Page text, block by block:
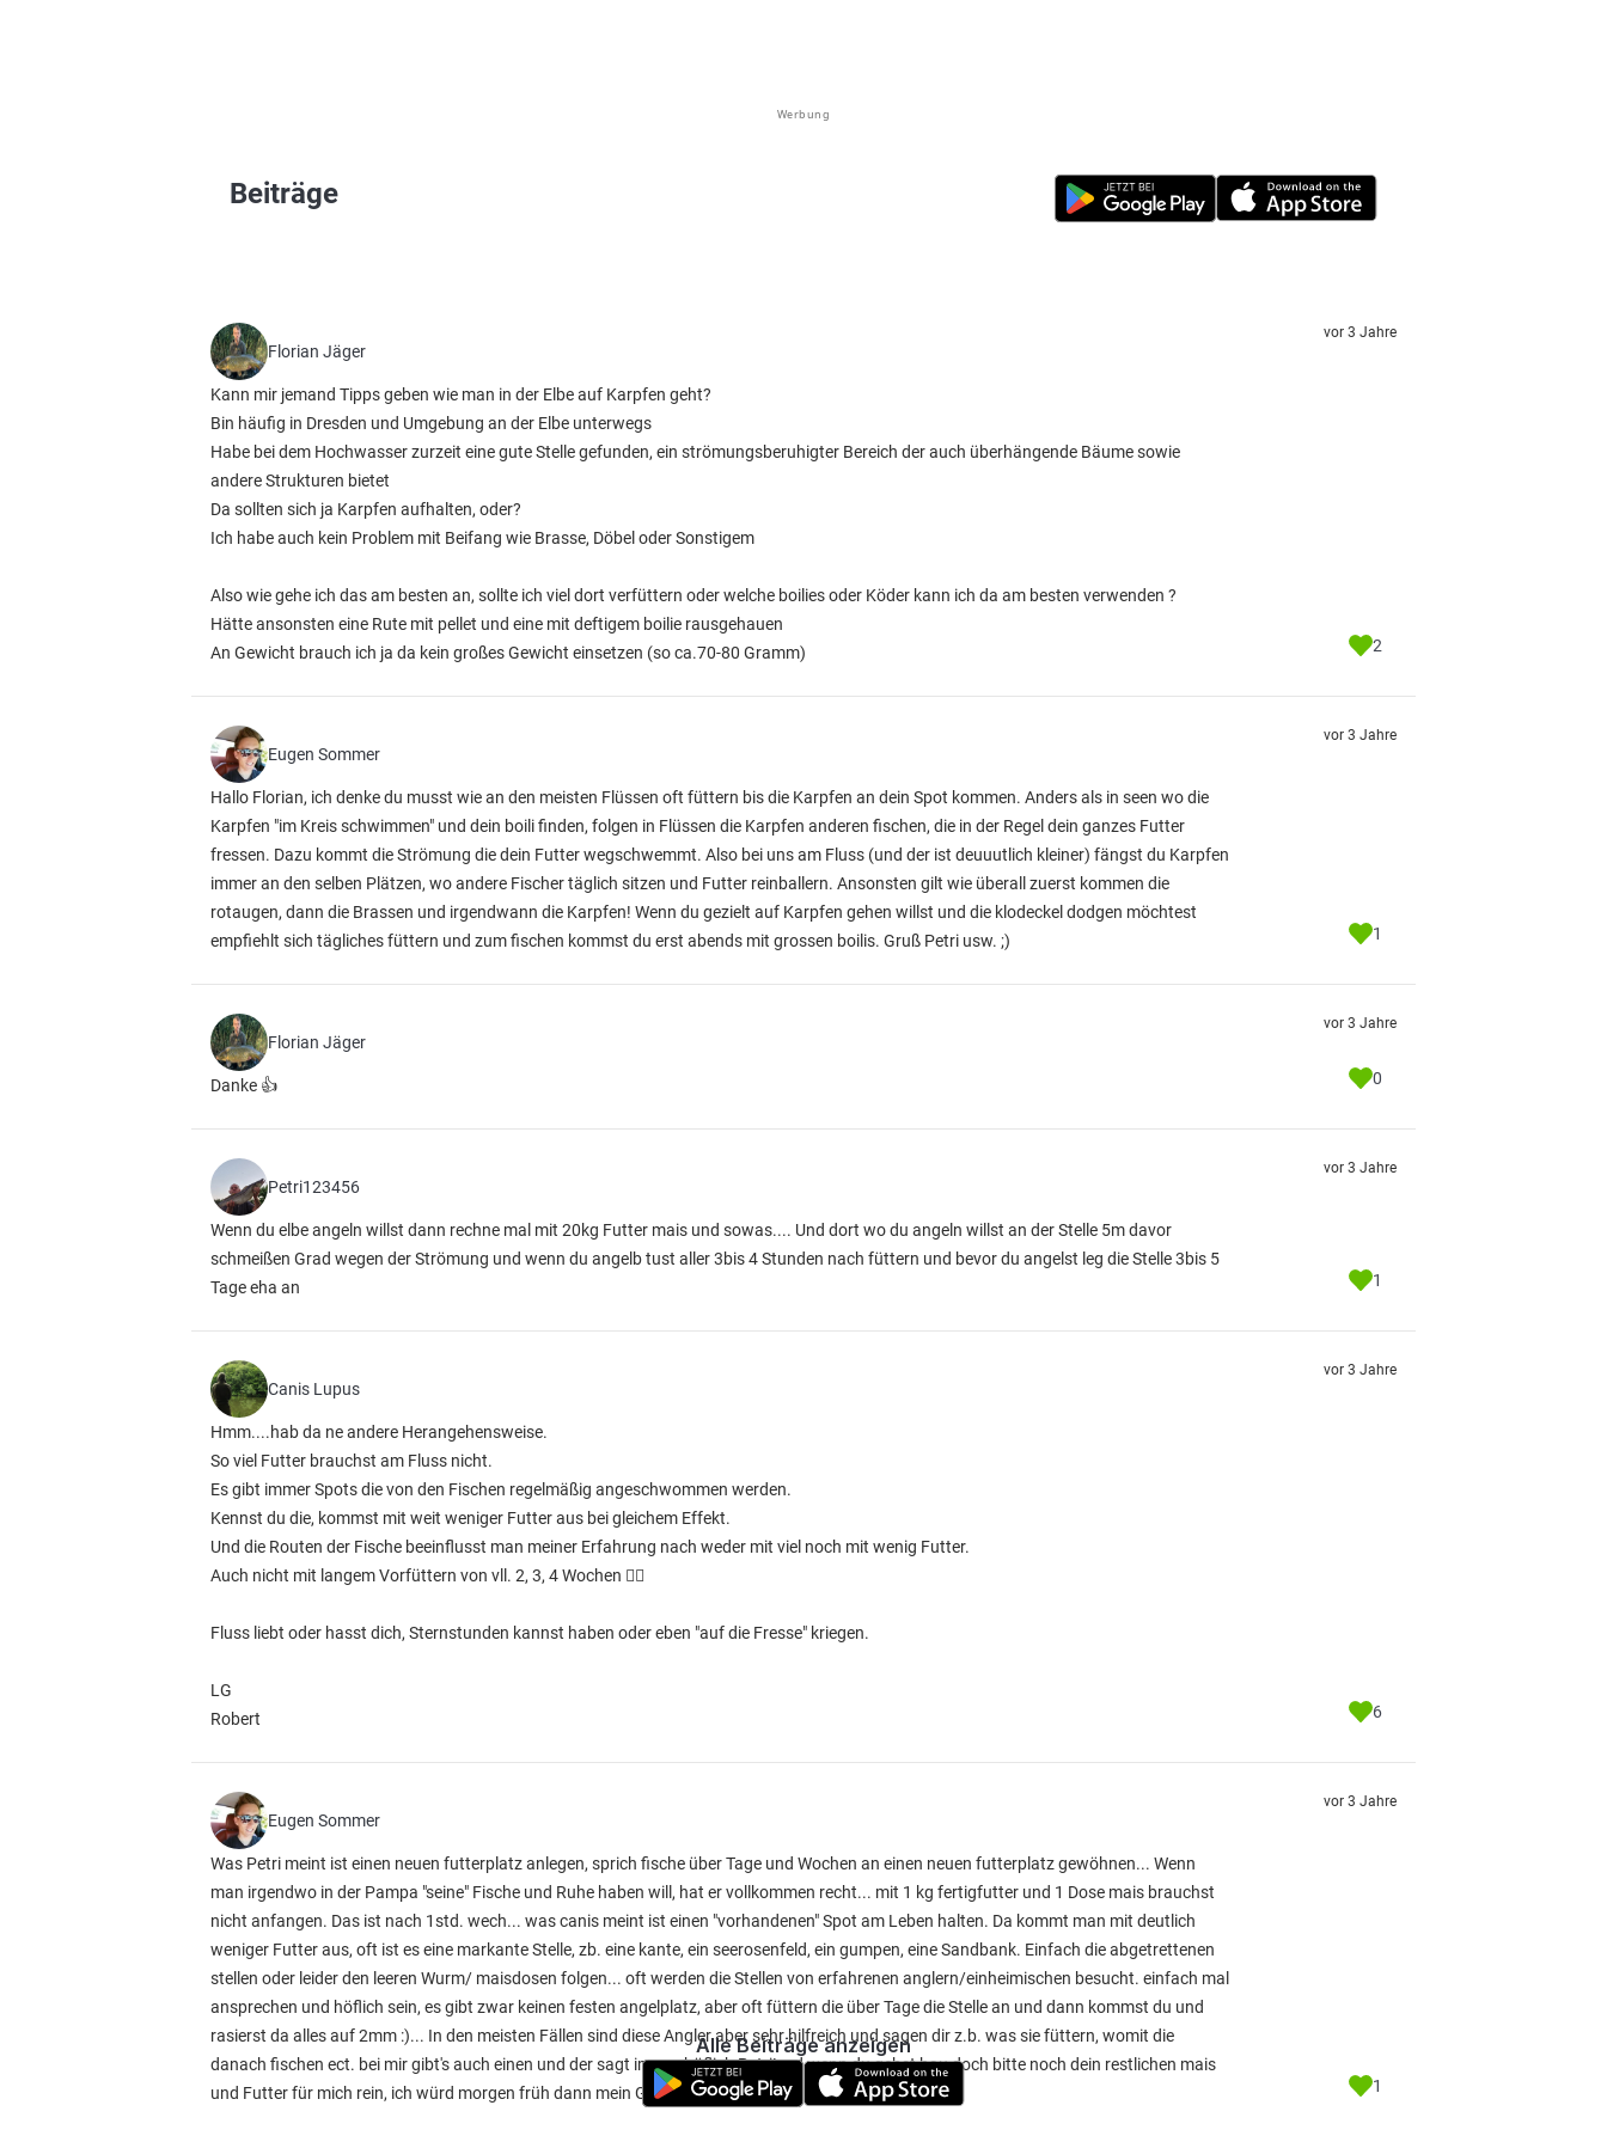
Werbung
Beiträge
Florian Jäger
Kann mir jemand Tipps geben wie man in der Elbe auf Karpfen geht?
Bin häufig in Dresden und Umgebung an der Elbe unterwegs
Habe bei dem Hochwasser zurzeit eine gute Stelle gefunden, ein strömungsberuhigter Bereich der auch überhängende Bäume sowie
andere Strukturen bietet
Da sollten sich ja Karpfen aufhalten, oder?
Ich habe auch kein Problem mit Beifang wie Brasse, Döbel oder Sonstigem
Also wie gehe ich das am besten an, sollte ich viel dort verfüttern oder welche boilies oder Köder kann ich da am besten verwenden ?
Hätte ansonsten eine Rute mit pellet und eine mit deftigem boilie rausgehauen
An Gewicht brauch ich ja da kein großes Gewicht einsetzen (so ca.70-80 Gramm)
vor 3 Jahre
2
Eugen Sommer
Hallo Florian, ich denke du musst wie an den meisten Flüssen oft füttern bis die Karpfen an dein Spot kommen. Anders als in seen wo die
Karpfen "im Kreis schwimmen" und dein boili finden, folgen in Flüssen die Karpfen anderen fischen, die in der Regel dein ganzes Futter
fressen. Dazu kommt die Strömung die dein Futter wegschwemmt. Also bei uns am Fluss (und der ist deuuutlich kleiner) fängst du Karpfen
immer an den selben Plätzen, wo andere Fischer täglich sitzen und Futter reinballern. Ansonsten gilt wie überall zuerst kommen die
rotaugen, dann die Brassen und irgendwann die Karpfen! Wenn du gezielt auf Karpfen gehen willst und die klodeckel dodgen möchtest
empfiehlt sich tägliches füttern und zum fischen kommst du erst abends mit grossen boilis. Gruß Petri usw. ;)
vor 3 Jahre
1
Florian Jäger
Danke 👍
vor 3 Jahre
0
Petri123456
Wenn du elbe angeln willst dann rechne mal mit 20kg Futter mais und sowas.... Und dort wo du angeln willst an der Stelle 5m davor
schmeißen Grad wegen der Strömung und wenn du angelb tust aller 3bis 4 Stunden nach füttern und bevor du angelst leg die Stelle 3bis 5
Tage eha an
vor 3 Jahre
1
Canis Lupus
Hmm....hab da ne andere Herangehensweise.
So viel Futter brauchst am Fluss nicht.
Es gibt immer Spots die von den Fischen regelmäßig angeschwommen werden.
Kennst du die, kommst mit weit weniger Futter aus bei gleichem Effekt.
Und die Routen der Fische beeinflusst man meiner Erfahrung nach weder mit viel noch mit wenig Futter.
Auch nicht mit langem Vorfüttern von vll. 2, 3, 4 Wochen 🤷‍♀️
Fluss liebt oder hasst dich, Sternstunden kannst haben oder eben "auf die Fresse" kriegen.
LG
Robert
vor 3 Jahre
6
Eugen Sommer
Was Petri meint ist einen neuen futterplatz anlegen, sprich fische über Tage und Wochen an einen neuen futterplatz gewöhnen... Wenn
man irgendwo in der Pampa "seine" Fische und Ruhe haben will, hat er vollkommen recht... mit 1 kg fertigfutter und 1 Dose mais brauchst
nicht anfangen. Das ist nach 1std. wech... was canis meint ist einen "vorhandenen" Spot am Leben halten. Da kommt man mit deutlich
weniger Futter aus, oft ist es eine markante Stelle, zb. eine kante, ein seerosenfeld, ein gumpen, eine Sandbank. Einfach die abgetrettenen
stellen oder leider den leeren Wurm/ maisdosen folgen... oft werden die Stellen von erfahrenen anglern/einheimischen besucht. einfach mal
ansprechen und höflich sein, es gibt zwar keinen festen angelplatz, aber oft füttern die über Tage die Stelle an und dann kommst du und
rasierst da alles auf 2mm :)... In den meisten Fällen sind diese Angler aber sehr hilfreich und sagen dir z.b. was sie füttern, womit die
danach fischen ect. bei mir gibt's auch einen und der sagt immer höflich Petri! u d wenn du gehst hau doch bitte noch dein restlichen mais
und Futter für mich rein, ich würd morgen früh dann mein Glück versuchen :)
vor 3 Jahre
1
Alle Beiträge anzeigen